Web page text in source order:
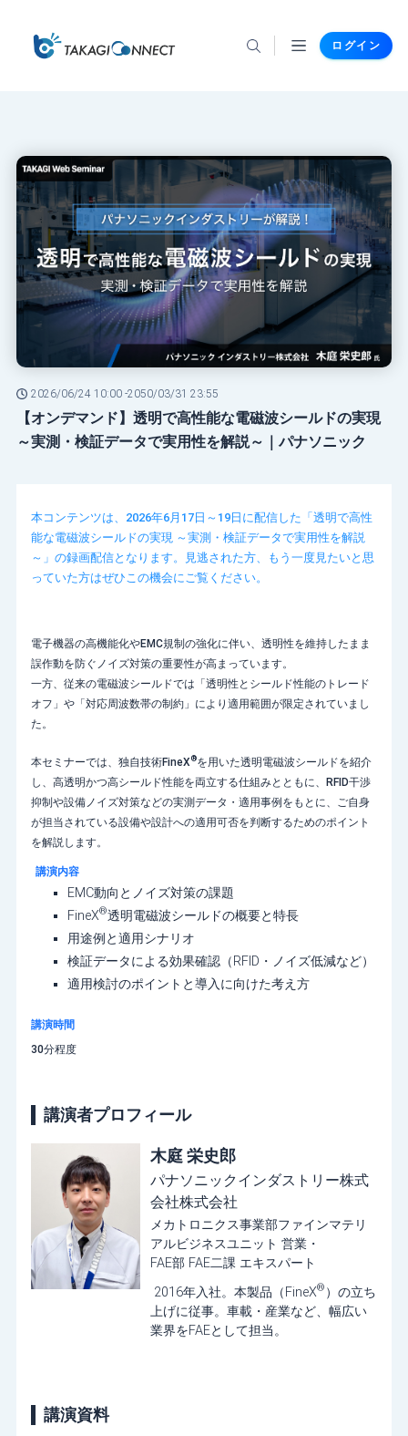
ログイン
2026/06/24 10:00 -2050/03/31 23:55
【オンデマンド】透明で高性能な電磁波シールドの実現
～実測・検証データで実用性を解説～｜パナソニック
本コンテンツは、2026年6月17日～19日に配信した「透明で高性
能な電磁波シールドの実現 ～実測・検証データで実用性を解説
～」の録画配信となります。見逃された方、もう一度見たいと思
っていた方はぜひこの機会にご覧ください。
電子機器の高機能化やEMC規制の強化に伴い、透明性を維持したまま
誤作動を防ぐノイズ対策の重要性が高まっています。
一方、従来の電磁波シールドでは「透明性とシールド性能のトレード
オフ」や「対応周波数帯の制約」により適用範囲が限定されていまし
た。
本セミナーでは、独自技術FineX ®を用いた透明電磁波シールドを紹介
し、高透明かつ高シールド性能を両立する仕組みとともに、RFID干渉
抑制や設備ノイズ対策などの実測データ・適用事例をもとに、ご自身
が担当されている設備や設計への適用可否を判断するためのポイント
を解説します。
講演内容
EMC動向とノイズ対策の課題
FineX®透明電磁波シールドの概要と特長
用途例と適用シナリオ
検証データによる効果確認（RFID・ノイズ低減など）
適用検討のポイントと導入に向けた考え方
講演時間
30分程度
講演者プロフィール
木庭 栄史郎
パナソニックインダストリー株式
会社株式会社
メカトロニクス事業部ファインマテリ
アルビジネスユニット 営業・
FAE部 FAE二課 エキスパート
2016年入社。本製品（FineX® ）の立ち
上げに従事。車載・産業など、幅広い
業界をFAEとして担当。
講演資料